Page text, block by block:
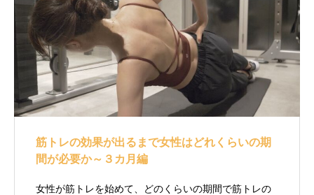
筋トレの効果が出るまで女性はどれくらいの期
間が必要か～３カ月編
女性が筋トレを始めて、どのくらいの期間で筋トレの